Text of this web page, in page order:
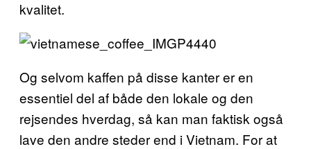
kvalitet.
Og selvom kaffen på disse kanter er en
essentiel del af både den lokale og den
rejsendes hverdag, så kan man faktisk også
lave den andre steder end i Vietnam. For at